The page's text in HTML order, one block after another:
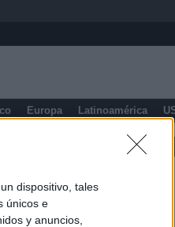
dispositivo, tales
únicos e
y anuncios,
Europa Latinoamérica